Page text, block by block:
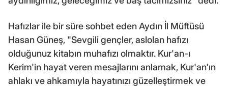
Hafızlar ile bir süre sohbet eden Aydın İl Müftüsü
Hasan Güneş, "Sevgili gençler, aslolan hafızı
olduğunuz kitabın muhafızı olmaktır. Kur'an-ı
Kerim'in hayat veren mesajlarını anlamak, Kur'an'ın
ahlakı ve ahkamıyla hayatınızı güzelleştirmek ve